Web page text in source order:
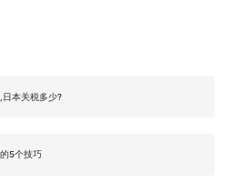
日本关税多少?
5个技巧